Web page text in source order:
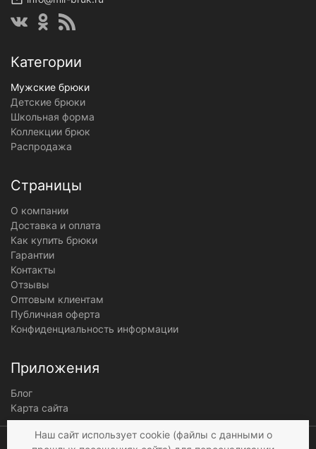
Категории
Мужские брюки
Детские брюки
Школьная форма
Коллекции брюк
Распродажа
Страницы
О компании
Доставка и оплата
Как купить брюки
Гарантии
Контакты
Отзывы
Оптовым клиентам
Публичная оферта
Конфиденциальность информации
Приложения
Блог
Карта сайта
Мы получаем и
Наш сайт использует cookie (файлы с данными о